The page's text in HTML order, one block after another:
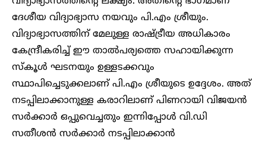
ദേശീയ വിദ്യാഭ്യാസ നയവും പി.എം ശ്രീയും.
വിദ്യാഭ്യാസത്തിന് മേലുള്ള രാഷ്ട്രീയ അധികാരം
കേന്ദ്രീകരിച്ച് ഈ താൽപര്യത്തെ സഹായിക്കുന്ന
സ്കൂൾ ഘടനയും ഉള്ളടക്കവും
സ്ഥാപിച്ചെടുക്കലാണ് പി.എം ശ്രീയുടെ ഉ​ദ്ദേശം. അത്
നടപ്പിലാക്കാനുള്ള കരാറിലാണ് പിണറായി വിജയൻ
സർക്കാർ ഒപ്പുവെച്ചതും ഇന്നിപ്പോൾ വി.ഡി
സതീശൻ സർക്കാർ നടപ്പിലാക്കാൻ